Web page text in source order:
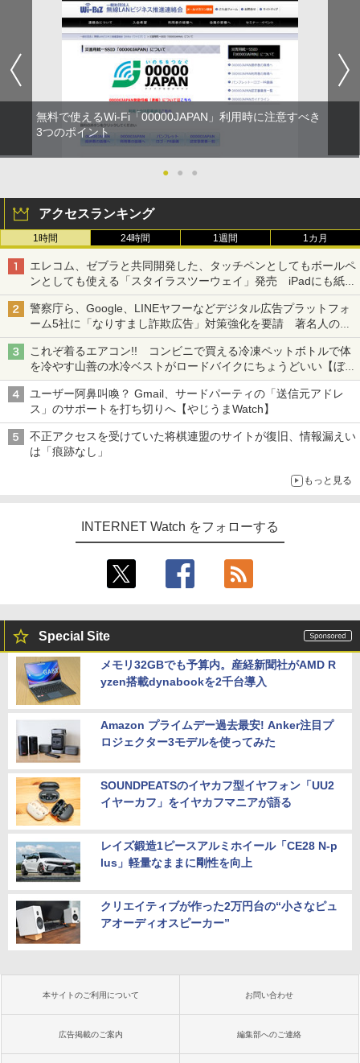
無料で使えるWi-Fi「00000JAPAN」利用時に注意すべき
3つのポイント
● ● ●
アクセスランキング
1時間 24時間 1週間 1カ月
エレコム、ゼブラと共同開発した、タッチペンとしてもボールペ
ンとしても使える「スタイラスツーウェイ」発売 iPadにも紙に
も、持ち替えずに書き込める
警察庁ら、Google、LINEヤフーなどデジタル広告プラットフォ
ーム5社に「なりすまし詐欺広告」対策強化を要請 著名人の写
真や映像を使った投資詐欺などへの対策として
これぞ着るエアコン!! コンビニで買える冷凍ペットボトルで体
を冷やす山善の水冷ベストがロードバイクにちょうどいい【ぼっ
ち・ざ・ろーど！その14】【空いた時間でなにしてる？】
ユーザー阿鼻叫喚？ Gmail、サードパーティの「送信元アドレ
ス」のサポートを打ち切りへ【やじうまWatch】
不正アクセスを受けていた将棋連盟のサイトが復旧、情報漏えい
は「痕跡なし」
もっと見る
INTERNET Watch をフォローする
Special Site
メモリ32GBでも予算内。産経新聞社がAMD R
yzen搭載dynabookを2千台導入
Amazon プライムデー過去最安! Anker注目プ
ロジェクター3モデルを使ってみた
SOUNDPEATSのイヤカフ型イヤフォン「UU2
イヤーカフ」をイヤカフマニアが語る
レイズ鍛造1ピースアルミホイール「CE28 N-p
lus」軽量なままに剛性を向上
クリエイティブが作った2万円台の“小さなピュ
アオーディオスピーカー”
本サイトのご利用について お問い合わせ
広告掲載のご案内 編集部へのご連絡